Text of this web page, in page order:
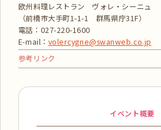
欧州料理レストラン ヴォレ・シーニュ
（前橋市大手町1-1-1 群馬県庁31F）
電話：027-220-1600
E-mail： volercygne@swanweb.co.jp
参考リンク
イベント概要